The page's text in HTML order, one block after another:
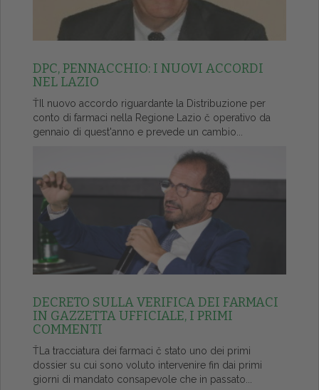
DPC, PENNACCHIO: I NUOVI ACCORDI
NEL LAZIO
ŤIl nuovo accordo riguardante la Distribuzione per
conto di farmaci nella Regione Lazio č operativo da
gennaio di quest'anno e prevede un cambio...
DECRETO SULLA VERIFICA DEI FARMACI
IN GAZZETTA UFFICIALE, I PRIMI
COMMENTI
ŤLa tracciatura dei farmaci č stato uno dei primi
dossier su cui sono voluto intervenire fin dai primi
giorni di mandato consapevole che in passato...